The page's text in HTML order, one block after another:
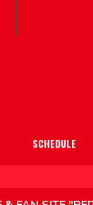
SCHEDULE